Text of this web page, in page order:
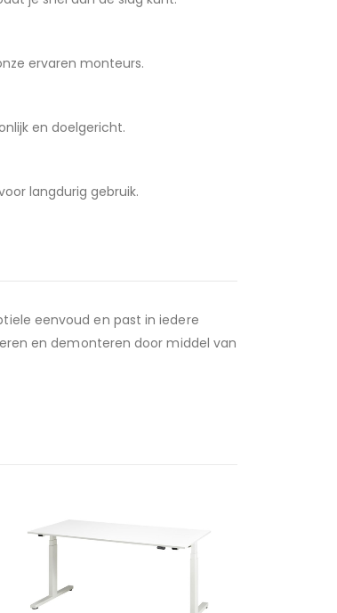
ervaren monteurs.
en doelgericht.
langdurig gebruik.
eenvoud en past in iedere
en demonteren door middel van